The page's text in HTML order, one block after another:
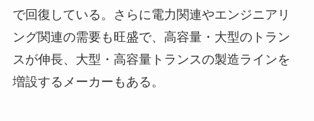
で回復している。さらに電力関連やエンジニアリ
ング関連の需要も旺盛で、高容量・大型のトラン
スが伸長、大型・高容量トランスの製造ラインを
増設するメーカーもある。